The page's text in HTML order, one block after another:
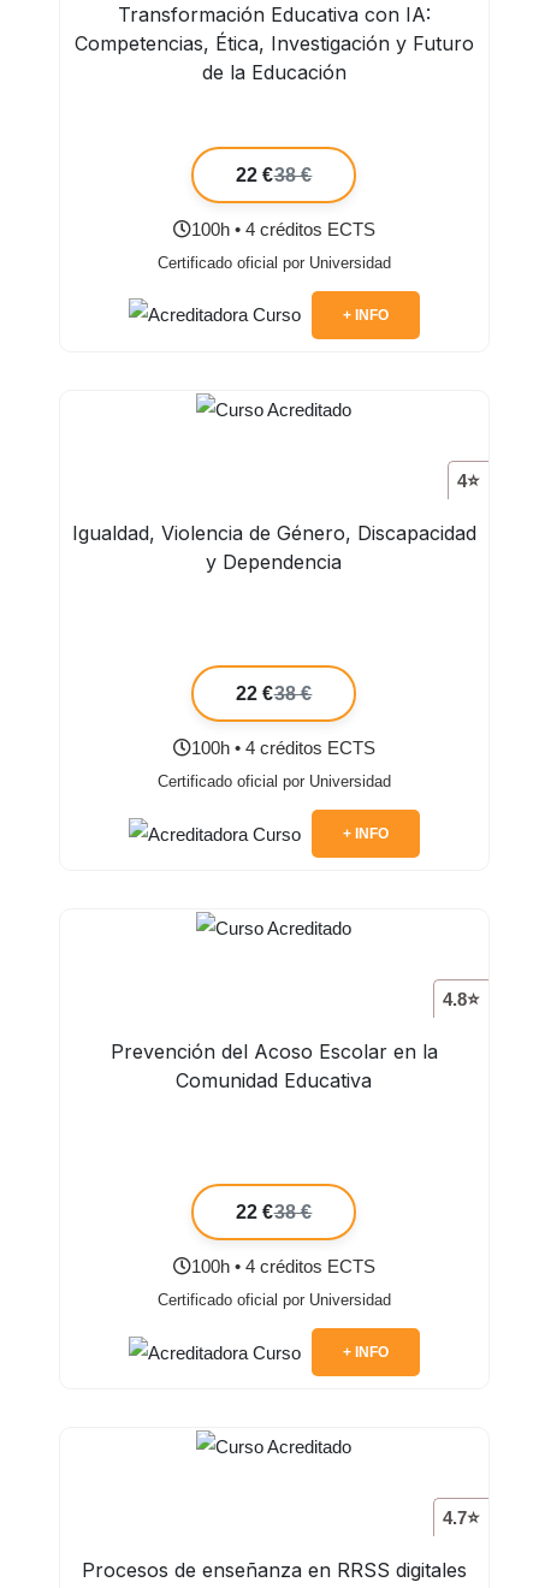
Transformación Educativa con IA:
Competencias, Ética, Investigación y Futuro
de la Educación
22 €38 €
100h • 4 créditos ECTS
Certificado oficial por Universidad
+ INFO
4⭐
Igualdad, Violencia de Género, Discapacidad
y Dependencia
22 €38 €
100h • 4 créditos ECTS
Certificado oficial por Universidad
+ INFO
4.8⭐
Prevención del Acoso Escolar en la
Comunidad Educativa
22 €38 €
100h • 4 créditos ECTS
Certificado oficial por Universidad
+ INFO
4.7⭐
Procesos de enseñanza en RRSS digitales